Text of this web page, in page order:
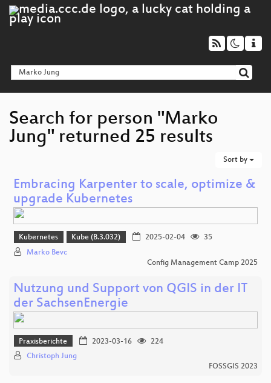
Search for person "Marko
Jung" returned 25 results
Sort by
Embracing Karpenter to scale, optimize &
upgrade Kubernetes
Kubernetes Kube (B.3.032) 2025-02-04
35
Marko Bevc
Config Management Camp 2025
Nutzung und Support von QGIS in der IT
der SachsenEnergie
Praxisberichte 2023-03-16
224
Christoph Jung
FOSSGIS 2023